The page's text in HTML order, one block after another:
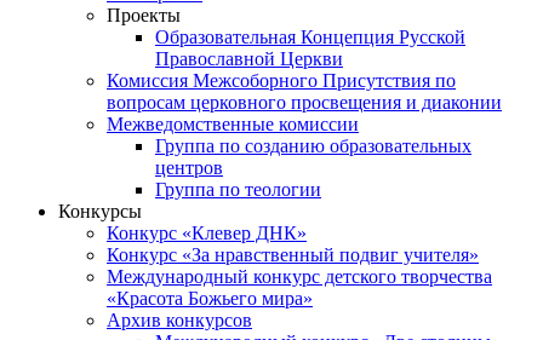
Проекты
Образовательная Концепция Русской
Православной Церкви
Комиссия Межсоборного Присутствия по
вопросам церковного просвещения и диаконии
Межведомственные комиссии
Группа по созданию образовательных
центров
Группа по теологии
Конкурсы
Конкурс «Клевер ДНК»
Конкурс «За нравственный подвиг учителя»
Международный конкурс детского творчества
«Красота Божьего мира»
Архив конкурсов